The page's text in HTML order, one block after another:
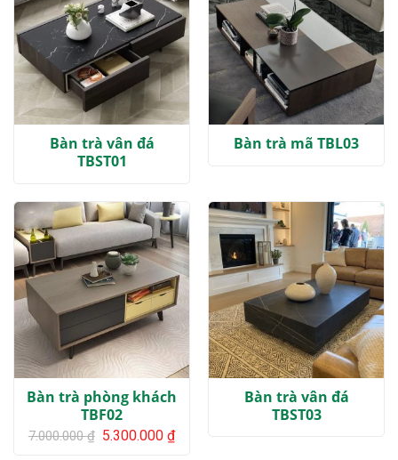
Bàn trà vân đá
TBST01
Bàn trà mã TBL03
Bàn trà phòng khách
TBF02
7.000.000₫ Giá
gốc
5.300.000₫Giá
hiện
Bàn trà vân đá
TBST03